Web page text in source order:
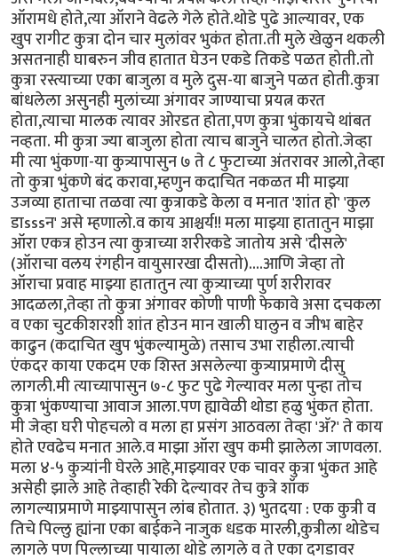
ऑरामधे होते,त्या ऑराने वेढले गेले होते.थोडे पुढे आल्यावर, एक
खुप रागीट कुत्रा दोन चार मुलांवर भुकंत होता.ती मुले खेळुन थकली
असतनाही घाबरुन जीव हातात घेउन एकडे तिकडे पळत होती.तो
कुत्रा रस्त्याच्या एका बाजुला व मुले दुस-या बाजुने पळत होती.कुत्रा
बांधलेला असुनही मुलांच्या अंगावर जाण्याचा प्रयत्न करत
होता,त्याचा मालक त्यावर ओरडत होता,पण कुत्रा भुंकायचे थांबत
नव्हता. मी कुत्रा ज्या बाजुला होता त्याच बाजुने चालत होतो.जेव्हा
मी त्या भुंकणा-या कुत्र्यापासुन ७ ते ८ फुटाच्या अंतरावर आलो,तेव्हा
तो कुत्रा भुंकणे बंद करावा,म्हणुन कदाचित नकळत मी माझ्या
उजव्या हाताचा तळवा त्या कुत्राकडे केला व मनात 'शांत हो' 'कुल
डाsssन' असे म्हणालो.व काय आश्चर्य!! मला माझ्या हातातुन माझा
ऑरा एकत्र होउन त्या कुत्राच्या शरीरकडे जातोय असे 'दीसले'
(ऑराचा वलय रंगहीन वायुसारखा दीसतो)....आणि जेव्हा तो
ऑराचा प्रवाह माझ्या हातातुन त्या कुत्र्याच्या पुर्ण शरीरावर
आदळला,तेव्हा तो कुत्रा अंगावर कोणी पाणी फेकावे असा दचकला
व एका चुटकीशरशी शांत होउन मान खाली घालुन व जीभ बाहेर
काढुन (कदाचित खुप भुंकल्यामुळे) तसाच उभा राहीला.त्याची
एंकदर काया एकदम एक शिस्त असलेल्या कुत्र्याप्रमाणे दीसु
लागली.मी त्याच्यापासुन ७-८ फुट पुढे गेल्यावर मला पुन्हा तोच
कुत्रा भुंकण्याचा आवाज आला.पण ह्यावेळी थोडा हळु भुंकत होता.
मी जेव्हा घरी पोहचलो व मला हा प्रसंग आठवला तेव्हा 'अ‍ॅ?' ते काय
होते एवढेच मनात आले.व माझा ऑरा खुप कमी झालेला जाणवला.
मला ४-५ कुत्र्यांनी घेरले आहे,माझ्यावर एक चावर कुत्रा भुंकत आहे
असेही झाले आहे तेव्हाही रेकी देल्यावर तेच कुत्रे शॉक
लागल्याप्रमाणे माझ्यापासुन लांब होतात. ३) भुतदया : एक कुत्री व
तिचे पिल्लु ह्यांना एका बाईकने नाजुक धडक मारली,कुत्रीला थोडेच
लागले पण पिल्लाच्या पायाला थोडे लागले व ते एका दगडावर